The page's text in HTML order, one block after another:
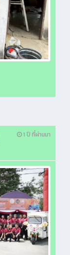
1 ปี ที่ผ่านมา